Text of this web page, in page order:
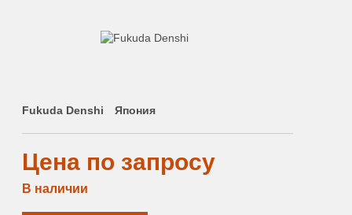
Fukuda Denshi Япония
Цена по запросу
В наличии